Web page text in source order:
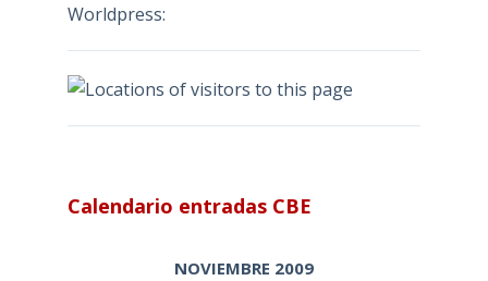
Worldpress:
Calendario entradas CBE
NOVIEMBRE 2009